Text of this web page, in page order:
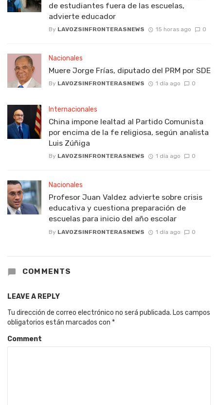
de estudiantes fuera de las escuelas,
advierte educador
By LAVOZSINFRONTERASNEWS 15 horas ago 0
Nacionales
Muere Jorge Frías, diputado del PRM por SDE
By LAVOZSINFRONTERASNEWS 1 día ago 0
Internacionales
China impone lealtad al Partido Comunista
por encima de la fe religiosa, según analista
Luis Zúñiga
By LAVOZSINFRONTERASNEWS 1 día ago 0
Nacionales
Profesor Juan Valdez advierte sobre crisis
educativa y cuestiona preparación de
escuelas para inicio del año escolar
By LAVOZSINFRONTERASNEWS 1 día ago 0
COMMENTS
LEAVE A REPLY
Tu dirección de correo electrónico no será publicada. Los campos
obligatorios están marcados con *
Comment